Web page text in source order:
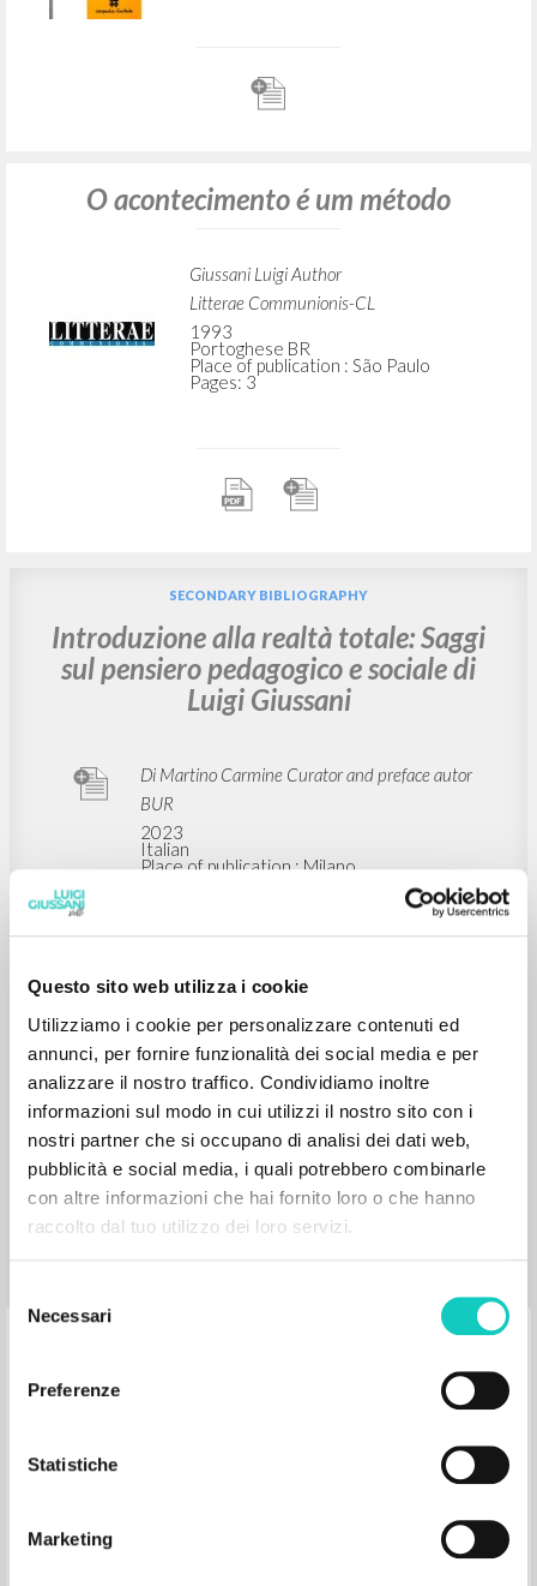
Questo sito web utilizza i cookie
Utilizziamo i cookie per personalizzare contenuti ed
annunci, per fornire funzionalità dei social media e per
analizzare il nostro traffico. Condividiamo inoltre
informazioni sul modo in cui utilizzi il nostro sito con i
nostri partner che si occupano di analisi dei dati web,
pubblicità e social media, i quali potrebbero combinarle
con altre informazioni che hai fornito loro o che hanno
raccolto dal tuo utilizzo dei loro servizi.
delNecessari
Preferenze
Statistiche
Marketing
O acontecimento é um método
Giussani Luigi Author
Litterae Communionis-CL
1993
Portoghese BR
Place of publication : São Paulo
Pages: 3
SECONDARY BIBLIOGRAPHY
Introduzione alla realtà totale: Saggi
sul pensiero pedagogico e sociale di
Luigi Giussani
Di Martino Carmine Curator and preface autor
BUR
2023
Italian
Place of publication : Milano
SECONDARY BIBLIOGRAPHY
A estruturação da experiência segundo
Luigi Giussani
Mahfoud Miguel Author
Estudos de Psicologia (Campinas)
2016
Place of publication :